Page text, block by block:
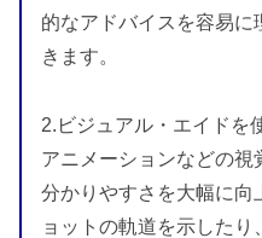
的なアドバイスを容易
きます。
2.ビジュアル・エイドを
アニメーションなどの
分かりやすさを大幅に向
ョットの軌道を示した